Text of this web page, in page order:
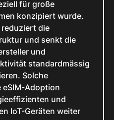
für große
konzipiert wurde.
die
und senkt die
und
standardmässig
Solche
Adoption
und
IoT-Geräten weiter